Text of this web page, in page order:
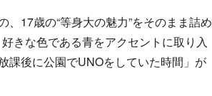
17歳の“等身大の魅力”をそのまま詰め
きな色である青をアクセントに取り入
課後に公園でUNOをしていた時間」が